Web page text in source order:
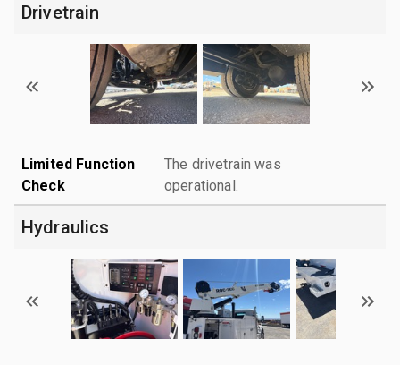
Drivetrain
Limited Function
Check
The drivetrain was
operational.
Hydraulics